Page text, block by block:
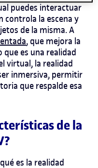
puedes interactuar
controla la escena y
de la misma. A
, que mejora la
es una realidad
virtual, la realidad
inmersiva, permitir
que respalde esa
de la
es la realidad